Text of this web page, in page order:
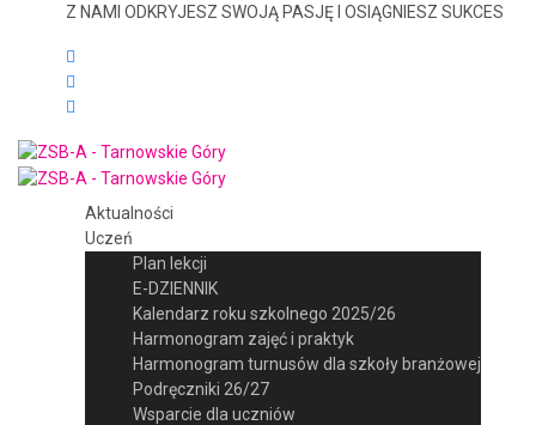
Z NAMI ODKRYJESZ SWOJĄ PASJĘ I OSIĄGNIESZ SUKCES
Aktualności
Uczeń
Plan lekcji
E-DZIENNIK
Kalendarz roku szkolnego 2025/26
Harmonogram zajęć i praktyk
Harmonogram turnusów dla szkoły branżowej
Podręczniki 26/27
Wsparcie dla uczniów